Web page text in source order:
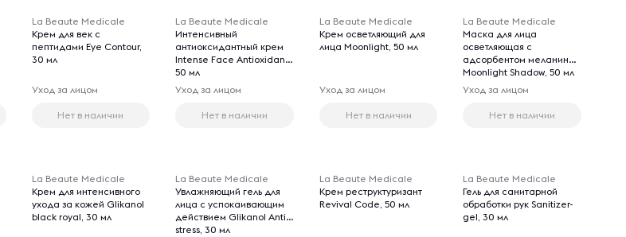
La Beaute Medicale
Крем для век с
пептидами Eye Contour,
30 мл
Уход за лицом
Нет в наличии
La Beaute Medicale
Интенсивный
антиоксидантный крем
Intense Face Antioxidant,
50 мл
Уход за лицом
Нет в наличии
La Beaute Medicale
Крем осветляющий для
лица Moonlight, 50 мл
Уход за лицом
Нет в наличии
La Beaute Medicale
Маска для лица
осветляющая с
адсорбентом меланина
Moonlight Shadow, 50 мл
Уход за лицом
Нет в наличии
La Beaute Medicale
Крем для интенсивного
ухода за кожей Glikanol
black royal, 30 мл
La Beaute Medicale
Увлажняющий гель для
лица с успокаивающим
действием Glikanol Anti-
stress, 30 мл
La Beaute Medicale
Крем реструктуризант
Revival Code, 50 мл
La Beaute Medicale
Гель для санитарной
обработки рук Sanitizer-
gel, 30 мл